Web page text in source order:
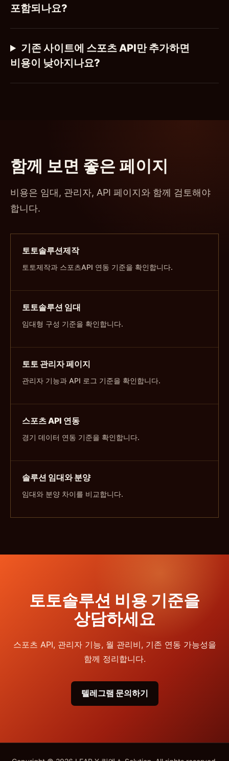
포함되나요?
기존 사이트에 스포츠 API만 추가하면
비용이 낮아지나요?
함께 보면 좋은 페이지
비용은 임대, 관리자, API 페이지와 함께 검토해야
합니다.
토토솔루션제작
토토제작과 스포츠API 연동 기준을 확인합니다.
토토솔루션 임대
임대형 구성 기준을 확인합니다.
토토 관리자 페이지
관리자 기능과 API 로그 기준을 확인합니다.
스포츠 API 연동
경기 데이터 연동 기준을 확인합니다.
솔루션 임대와 분양
임대와 분양 차이를 비교합니다.
토토솔루션 비용 기준을
상담하세요
스포츠 API, 관리자 기능, 월 관리비, 기존 연동 가능성을
함께 정리합니다.
텔레그램 문의하기